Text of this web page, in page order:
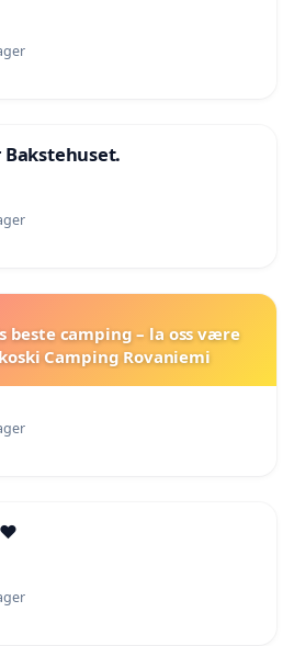
i NT, MF
i praktisk
sokneprest i Stjørdal
prest og salmedikter
førsteamanuensis, Samisk
Stavanger
professor, Center of
Practice
stipendiat NT, MF
generalsekretær,
Den norske kirke
camping – la oss være
Camping Rovaniemi
❤️